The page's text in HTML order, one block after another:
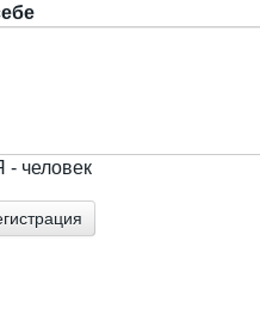
- человек